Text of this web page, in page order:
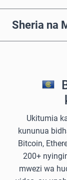
Sheria na
Ukitumia
kununua
Bitcoin,
200+
mwezi wa